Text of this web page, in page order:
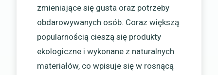
zmieniające się gusta oraz potrzeby
obdarowywanych osób. Coraz większą
popularnością cieszą się produkty
ekologiczne i wykonane z naturalnych
materiałów, co wpisuje się w rosnącą